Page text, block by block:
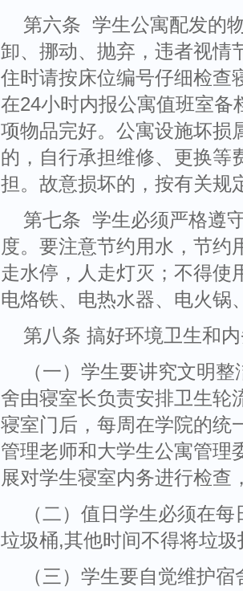
第六条 学生公寓配发的
卸、挪动、抛弃，违者视情
住时请按床位编号仔细检查
在24小时内报公寓值班室
项物品完好。公寓设施坏损
的，自行承担维修、更换等
担。故意损坏的，按有关规
第七条 学生必须严格遵
度。要注意节约用水，节约
走水停，人走灯灭；不得使
电烙铁、电热水器、电火锅
第八条 搞好环境卫生和
（一）学生要讲究文明
舍由寝室长负责安排卫生轮
寝室门后，每周在学院的统
管理老师和大学生公寓管理
展对学生寝室内务进行检查
（二）值日学生必须在
垃圾桶,其他时间不得将垃
（三）学生要自觉维护